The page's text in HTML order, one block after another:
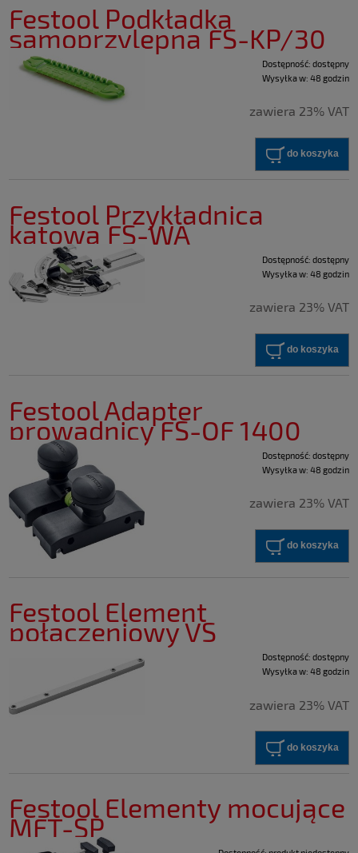
Festool Podkładka
samoprzylepna FS-KP/30
Dostępność: dostępny
Wysyłka w: 48 godzin
zawiera 23% VAT
do koszyka
Festool Przykładnica
kątowa FS-WA
Dostępność: dostępny
Wysyłka w: 48 godzin
zawiera 23% VAT
do koszyka
Festool Adapter
prowadnicy FS-OF 1400
Dostępność: dostępny
Wysyłka w: 48 godzin
zawiera 23% VAT
do koszyka
Festool Element
połączeniowy VS
Dostępność: dostępny
Wysyłka w: 48 godzin
zawiera 23% VAT
do koszyka
Festool Elementy mocujące
MFT-SP